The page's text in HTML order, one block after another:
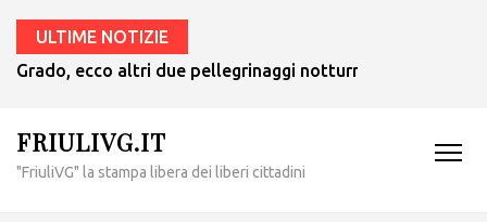
ULTIME NOTIZIE
Grado, ecco altri due pellegrinaggi notturni in barca nei
FRIULIVG.IT
"FriuliVG" la stampa libera dei liberi cittadini